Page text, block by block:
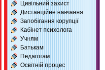
Цивільний захист
Дистанційне навчання
Запобігання корупції
Кабінет психолога
Учням
Батькам
Педагогам
Освітній процес